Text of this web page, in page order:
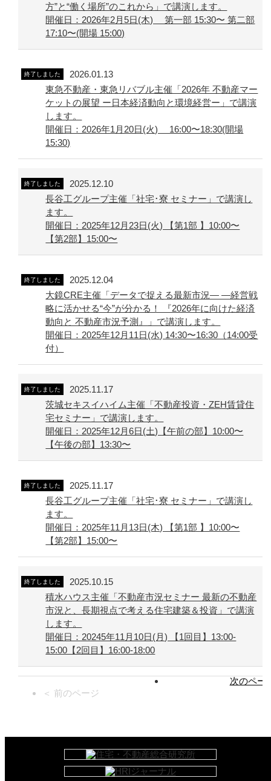
方”と“働く場所”のこれから」で講演します。
開催日：2026年2月5日(木) 第一部 15:30〜 第二部
17:10〜(開場 15:00)
終了しました
2026.01.13
東急不動産・東急リバブル主催「2026年 不動産マー
ケットの展望 ー日本経済動向と環境経営ー」で講演
します。
開催日：2026年1月20日(火) 16:00〜18:30(開場
15:30)
終了しました
2025.12.10
長谷工グループ主催「社宅･寮 セミナー」で講演し
ます。
開催日：2025年12月23日(火) 【第1部 】10:00〜
【第2部】15:00〜
終了しました
2025.12.04
大鏡CRE主催「データで捉える最新市況― ―経営戦
略に活かせる“今”が分かる！ 『2026年に向けた経済
動向と 不動産市況予測』」で講演します。
開催日：2025年12月11日(水) 14:30〜16:30（14:00受
付）
終了しました
2025.11.17
茨城セキスイハイム主催「不動産投資・ZEH賃貸住
宅セミナー」で講演します。
開催日：2025年12月6日(土)【午前の部】10:00〜
【午後の部】13:30〜
終了しました
2025.11.17
長谷工グループ主催「社宅･寮 セミナー」で講演し
ます。
開催日：2025年11月13日(木) 【第1部 】10:00〜
【第2部】15:00〜
終了しました
2025.10.15
積水ハウス主催「不動産市況セミナー 最新の不動産
市況と、長期視点で考える住宅建築＆投資」で講演
します。
開催日：20245年11月10日(月) 【1回目】13:00-
15:00【2回目】16:00-18:00
＜ 前のページ
次のペー